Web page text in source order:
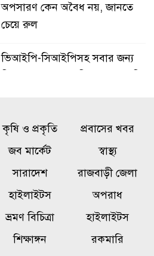
অপসারণ কেন অবৈধ নয়, জানতে
চেয়ে রুল
ভিআইপি-সিআইপিসহ সবার জন্য
দ্রুত কার্যকর ব্যবস্থা গ্রহণের নির্দেশ
মহাদেবপুরে ৯০ লিটার চোলাই মদ
উদ্ধার, ২৪ ঘণ্টায় নারীসহ গ্রেপ্তার
১৩
নওগাঁ সদর থানার অভিযানে ১৫০
কৃষি ও প্রকৃতি
প্রবাসের খবর
জব মার্কেট
স্বাস্থ্য
সারাদেশ
রাজবাড়ী জেলা
হাইলাইটস
অপরাধ
ভ্রমণ বিচিত্রা
হাইলাইটস
শিক্ষাঙ্গন রকমারি